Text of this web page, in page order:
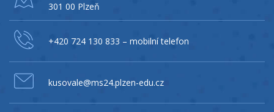
301 00 Plzeň
+420 724 130 833 – mobilní telefon
kusovale@ms24.plzen-edu.cz